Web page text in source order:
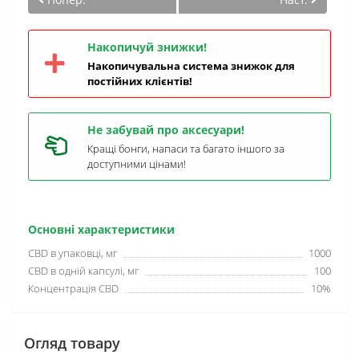
Основні характеристики
CBD в упаковці, мг
1000
CBD в одній капсулі, мг
100
Концентрація CBD
10%
Накопичуй знижки!
Накопичувальна система знижок для
постійних клієнтів!
Не забувай про аксесуари!
Кращі бонги, напаси та багато іншого за
доступними цінами!
Огляд товару